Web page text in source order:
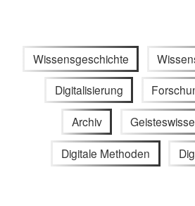
Wissensgeschichte
Digitalisierung
Archiv
Digitale Methoden